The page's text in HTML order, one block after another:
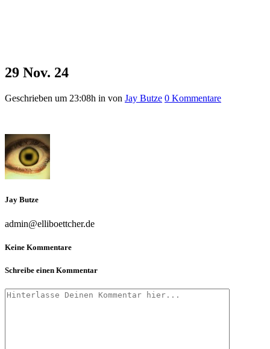
29 Nov. 24
Geschrieben um 23:08h in von Jay Butze 0 Kommentare
Jay Butze
admin@elliboettcher.de
Keine Kommentare
Schreibe einen Kommentar